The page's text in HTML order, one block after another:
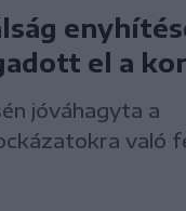
el a
jóváhagyta a
való